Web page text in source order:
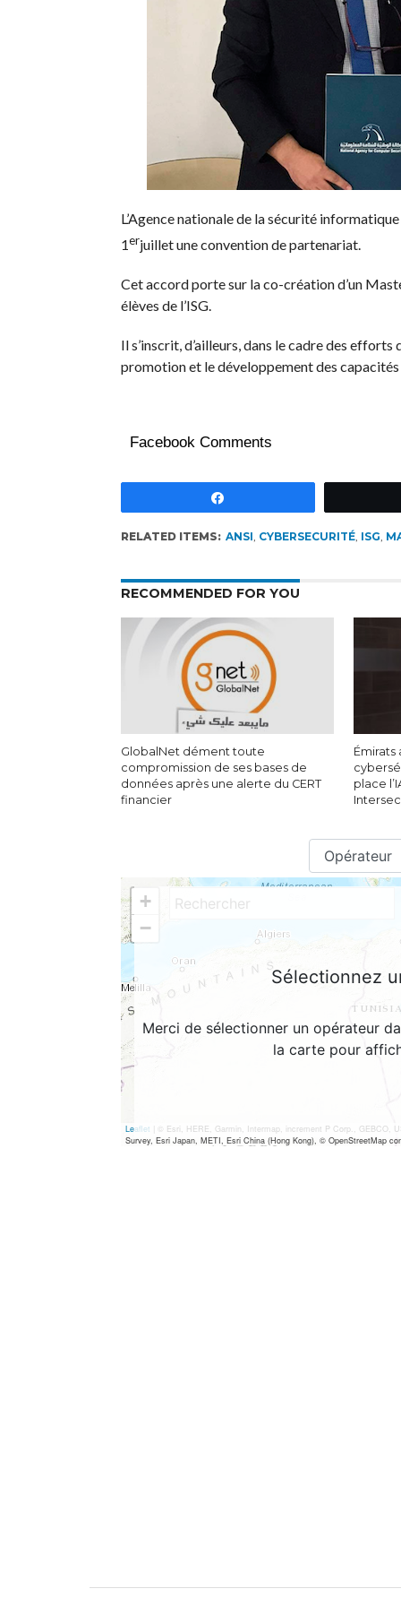
L’Agence nationale de la sécurité
1erjuillet une convention de partenariat.
Cet accord porte sur la co-création d’un
élèves de l’ISG.
Il s’inscrit, d’ailleurs, dans le cadre des
promotion et le développement des
Facebook Comments
RELATED ITEMS: ANSI, CYBERSECURITÉ, ISG,
RECOMMENDED FOR YOU
GlobalNet dément toute
compromission de ses bases de
données après une alerte du CERT
financier
Émirats
place